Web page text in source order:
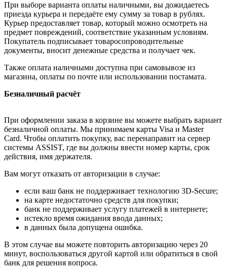
При выборе варианта оплаты наличными, вы дожидаетесь
приезда курьера и передаёте ему сумму за товар в рублях.
Курьер предоставляет товар, который можно осмотреть на
предмет повреждений, соответствие указанным условиям.
Покупатель подписывает товаросопроводительные
документы, вносит денежные средства и получает чек.
Также оплата наличными доступна при самовывозе из
магазина, оплаты по почте или использовании постамата.
Безналичный расчёт
При оформлении заказа в корзине вы можете выбрать вариант
безналичной оплаты. Мы принимаем карты Visa и Master
Card. Чтобы оплатить покупку, вас перенаправит на сервер
системы ASSIST, где вы должны ввести номер карты, срок
действия, имя держателя.
Вам могут отказать от авторизации в случае:
если ваш банк не поддерживает технологию 3D-Secure;
на карте недостаточно средств для покупки;
банк не поддерживает услугу платежей в интернете;
истекло время ожидания ввода данных;
в данных была допущена ошибка.
В этом случае вы можете повторить авторизацию через 20
минут, воспользоваться другой картой или обратиться в свой
банк для решения вопроса.